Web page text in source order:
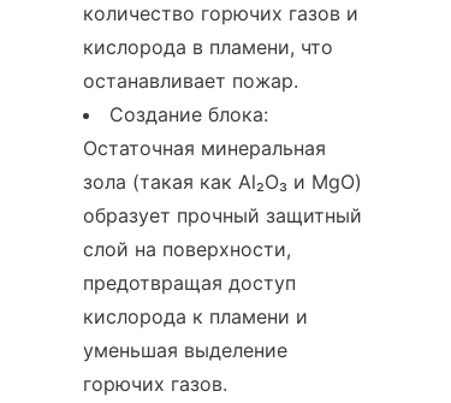
количество горючих газов и
кислорода в пламени, что
останавливает пожар.
Создание блока:
Остаточная минеральная
зола (такая как Al₂O₃ и MgO)
образует прочный защитный
слой на поверхности,
предотвращая доступ
кислорода к пламени и
уменьшая выделение
горючих газов.